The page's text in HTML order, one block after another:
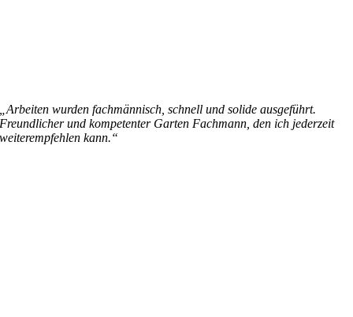
„Arbeiten wurden fachmännisch, schnell und solide ausgeführt.
Freundlicher und kompetenter Garten Fachmann, den ich jederzeit
weiterempfehlen kann.“